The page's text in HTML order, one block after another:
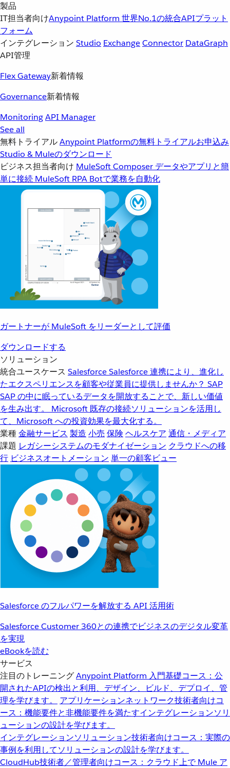
製品
IT担当者向けAnypoint Platform 世界No.1の統合APIプラット
フォーム
インテグレーション Studio ExchangeConnector DataGraph
API管理
Flex Gateway新着情報
Governance新着情報
MonitoringAPI Manager
See all
無料トライアルAnypoint Platformの無料トライアルお申込み
Studio & Muleのダウンロード
ビジネス担当者向け MuleSoft Composer データやアプリと簡
単に接続 MuleSoft RPA Botで業務を自動化
ガートナーが MuleSoft をリーダーとして評価
ダウンロードする
ソリューション
統合ユースケース SalesforceSalesforce 連携により、進化し
たエクスペリエンスを顧客や従業員に提供しませんか？ SAP
SAP の中に眠っているデータを開放することで、新しい価値
を生み出す。
Microsoft 既存の接続ソリューションを活用し
て、Microsoft への投資効果を最大化する。
業種金融サービス 製造 小売 保険 ヘルスケア 通信・メディア
課題 レガシーシステムのモダナイゼーション クラウドへの移
行 ビジネスオートメーション 単一の顧客ビュー
Salesforce のフルパワーを解放する API 活用術
Salesforce Customer 360との連携でビジネスのデジタル変革
を実現
eBookを読む
サービス
注目のトレーニングAnypoint Platform 入門基礎コース：公
開されたAPIの検出と利用、デザイン、ビルド、デプロイ、管
理を学びます。
アプリケーションネットワーク技術者向けコ
ース：機能要件と非機能要件を満たすインテグレーションソリ
ューションの設計を学びます。
インテグレーションソリューション技術者向けコース：実際の
事例を利用してソリューションの設計を学びます。
CloudHub技術者／管理者向けコース：クラウド上で Mule ア